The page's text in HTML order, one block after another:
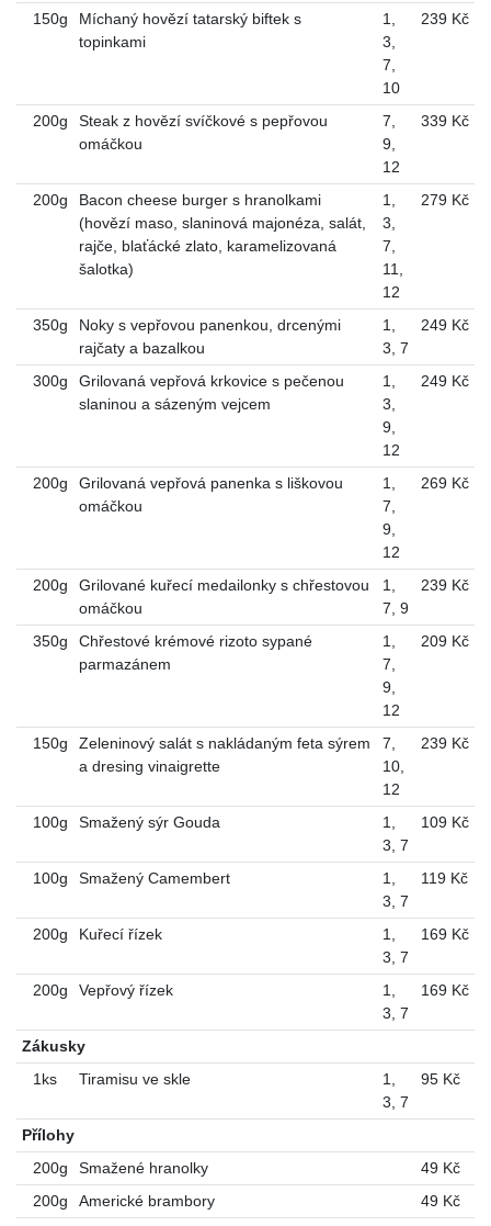
150g
Míchaný hovězí tatarský biftek s
topinkami
1,
3,
7,
10
239 Kč
200g
Steak z hovězí svíčkové s pepřovou
omáčkou
7,
9,
12
339 Kč
200g
Bacon cheese burger s hranolkami
(hovězí maso, slaninová majonéza, salát,
rajče, blaťácké zlato, karamelizovaná
šalotka)
1,
3,
7,
11,
12
279 Kč
350g
Noky s vepřovou panenkou, drcenými
rajčaty a bazalkou
1,
3, 7
249 Kč
300g
Grilovaná vepřová krkovice s pečenou
slaninou a sázeným vejcem
1,
3,
9,
12
249 Kč
200g
Grilovaná vepřová panenka s liškovou
omáčkou
1,
7,
9,
12
269 Kč
200g
Grilované kuřecí medailonky s chřestovou
omáčkou
1,
7, 9
239 Kč
350g
Chřestové krémové rizoto sypané
parmazánem
1,
7,
9,
12
209 Kč
150g
Zeleninový salát s nakládaným feta sýrem
a dresing vinaigrette
7,
10,
12
239 Kč
100g Smažený sýr Gouda 1,
3, 7
109 Kč
100g Smažený Camembert 1,
3, 7
119 Kč
200g Kuřecí řízek 1,
3, 7
169 Kč
200g Vepřový řízek 1,
3, 7
169 Kč
Zákusky
1ks
Tiramisu ve skle 1,
3, 7
95 Kč
Přílohy
200g
Smažené hranolky
49 Kč
200g
Americké brambory
49 Kč